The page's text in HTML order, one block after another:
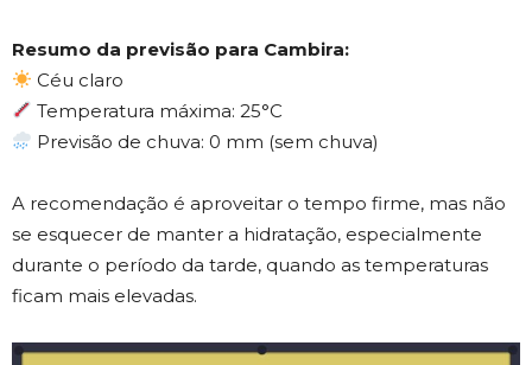
Resumo da previsão para Cambira:
Céu claro
Temperatura máxima: 25°C
Previsão de chuva: 0 mm (sem chuva)
A recomendação é aproveitar o tempo firme, mas não
se esquecer de manter a hidratação, especialmente
durante o período da tarde, quando as temperaturas
ficam mais elevadas.